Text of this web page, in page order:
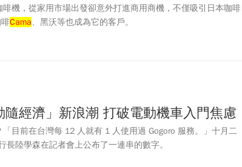
機，從家用市場出發卻意外打進商用商機，不僅吸引日本咖啡
Cama、黑沃等也成為它的客戶。
隨經濟」新浪潮 打破電動機車入門焦慮
目前在台灣每 12 人就有 1 人使用過 Gogoro 服務。」十月二
長陸學森在記者會上公布了一連串的數字。